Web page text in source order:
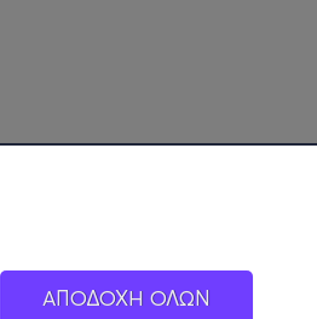
ΑΠΟΔΟΧΗ ΟΛΩΝ